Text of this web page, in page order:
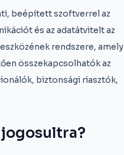
beépített szoftverrel az
és az adatátvitelt az
rendszere, amely
összekapcsolhatók az
biztonsági riasztók,
jogosultra?